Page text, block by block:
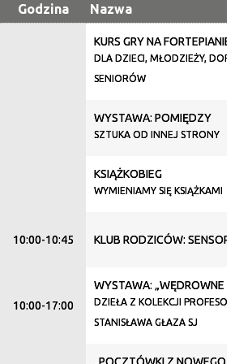
Godzina Nazwa
KURS GRY NA FORTEPIANIE
DLA DZIECI, MŁODZIEŻY,
SENIORÓW
WYSTAWA: POMIĘDZY
SZTUKA OD INNEJ STRONY
KSIĄŻKOBIEG
WYMIENIAMY SIĘ KSIĄŻKAMI
10:00-10:45 KLUB RODZICÓW:
10:00-17:00
WYSTAWA: „WĘDROWNE
DZIEŁA Z KOLEKCJI
STANISŁAWA GŁAZA SJ